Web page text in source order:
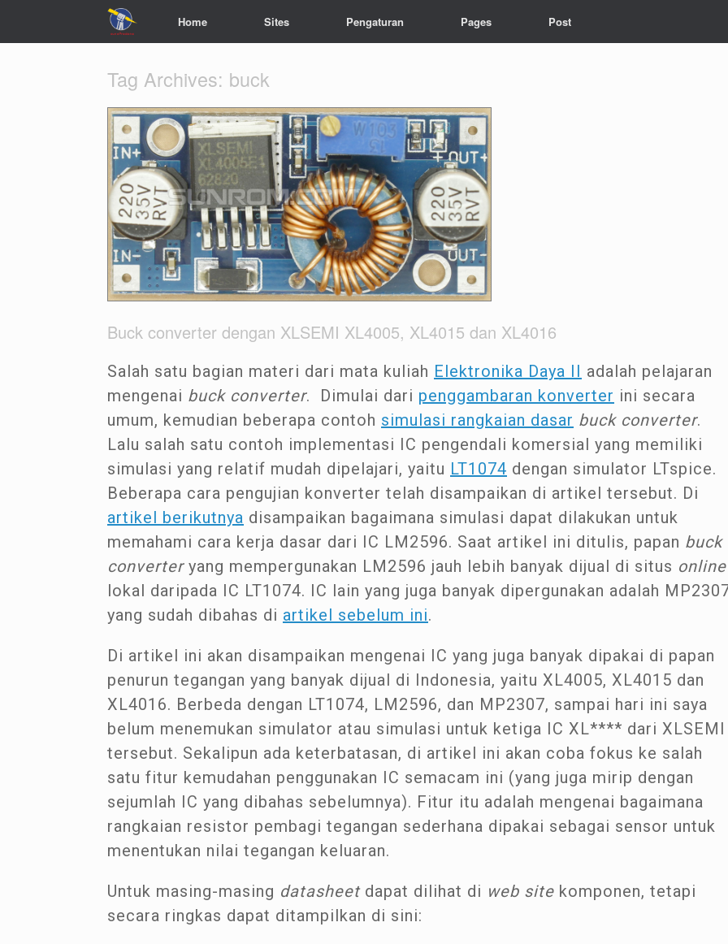
Home Sites Pengaturan Pages Post
Tag Archives: buck
Buck converter dengan XLSEMI XL4005, XL4015 dan XL4016
Salah satu bagian materi dari mata kuliah Elektronika Daya II adalah pelajaran
mengenai buck converter. Dimulai dari penggambaran konverter ini secara
umum, kemudian beberapa contoh simulasi rangkaian dasar buck converter.
Lalu salah satu contoh implementasi IC pengendali komersial yang memiliki
simulasi yang relatif mudah dipelajari, yaitu LT1074 dengan simulator LTspice.
Beberapa cara pengujian konverter telah disampaikan di artikel tersebut. Di
artikel berikutnya disampaikan bagaimana simulasi dapat dilakukan untuk
memahami cara kerja dasar dari IC LM2596. Saat artikel ini ditulis, papan buck
converteryang mempergunakan LM2596 jauh lebih banyak dijual di situs online
lokal daripada IC LT1074. IC lain yang juga banyak dipergunakan adalah
yang sudah dibahas di artikel sebelum ini.
Di artikel ini akan disampaikan mengenai IC yang juga banyak dipakai di papan
penurun tegangan yang banyak dijual di Indonesia, yaitu XL4005, XL4015 dan
XL4016. Berbeda dengan LT1074, LM2596, dan MP2307, sampai hari ini saya
belum menemukan simulator atau simulasi untuk ketiga IC XL**** dari XLSEMI
tersebut. Sekalipun ada keterbatasan, di artikel ini akan coba fokus ke salah
satu fitur kemudahan penggunakan IC semacam ini (yang juga mirip dengan
sejumlah IC yang dibahas sebelumnya). Fitur itu adalah mengenai bagaimana
rangkaian resistor pembagi tegangan sederhana dipakai sebagai sensor untuk
menentukan nilai tegangan keluaran.
Untuk masing-masing datasheetdapat dilihat di web site komponen, tetapi
secara ringkas dapat ditampilkan di sini: